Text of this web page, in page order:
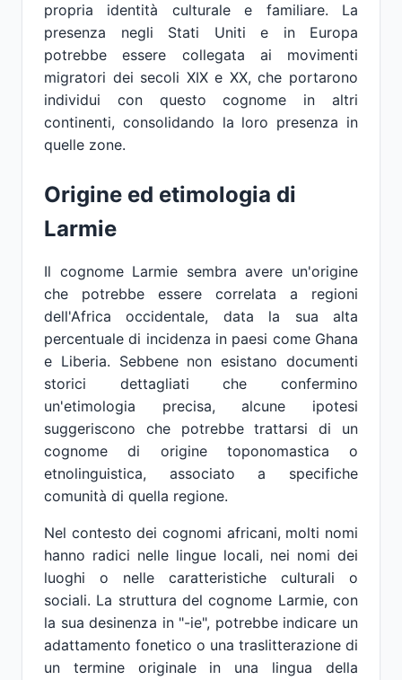
propria identità culturale e familiare. La
presenza negli Stati Uniti e in Europa
potrebbe essere collegata ai movimenti
migratori dei secoli XIX e XX, che portarono
individui con questo cognome in altri
continenti, consolidando la loro presenza in
quelle zone.
Origine ed etimologia di
Larmie
Il cognome Larmie sembra avere un'origine
che potrebbe essere correlata a regioni
dell'Africa occidentale, data la sua alta
percentuale di incidenza in paesi come Ghana
e Liberia. Sebbene non esistano documenti
storici dettagliati che confermino
un'etimologia precisa, alcune ipotesi
suggeriscono che potrebbe trattarsi di un
cognome di origine toponomastica o
etnolinguistica, associato a specifiche
comunità di quella regione.
Nel contesto dei cognomi africani, molti nomi
hanno radici nelle lingue locali, nei nomi dei
luoghi o nelle caratteristiche culturali o
sociali. La struttura del cognome Larmie, con
la sua desinenza in "-ie", potrebbe indicare un
adattamento fonetico o una traslitterazione di
un termine originale in una lingua della